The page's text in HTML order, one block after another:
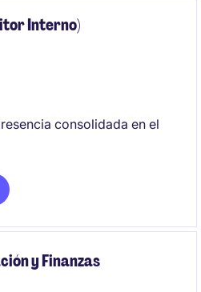
Interno)
consolidada en el
y Finanzas